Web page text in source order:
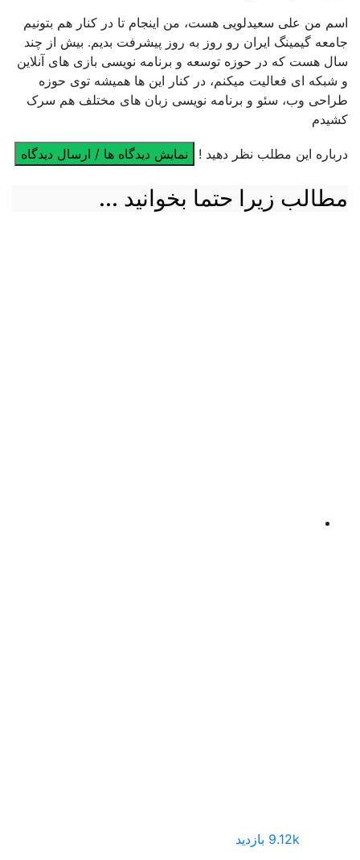
اسم من علی سعیدلویی هست، من اینجام تا در کنار هم بتونیم
جامعه گیمینگ ایران رو روز به روز پیشرفت بدیم. بیش از چند
سال هست که در حوزه توسعه و برنامه نویسی بازی های آنلاین
و شبکه ای فعالیت میکنم، در کنار این ها همیشه توی حوزه
طراحی وب، سئو و برنامه نویسی زبان های مختلف هم سرک
کشیدم
درباره این مطلب نظر دهید ! نمایش دیدگاه ها / ارسال دیدگاه
مطالب زیرا حتما بخوانید ...